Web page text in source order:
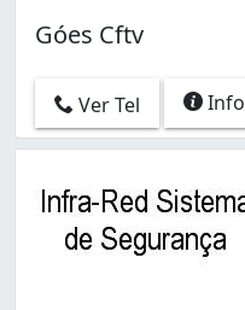
Góes Cftv
Ver Tel Info